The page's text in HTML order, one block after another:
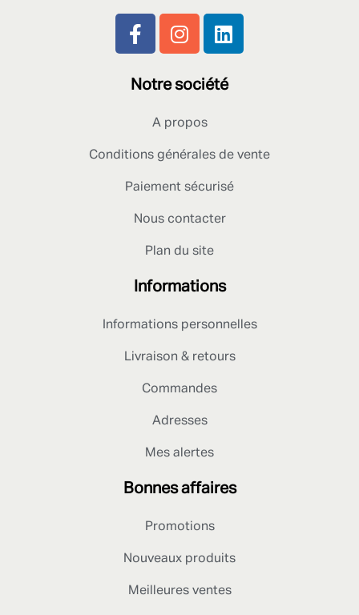
Notre société
A propos
Conditions générales de vente
Paiement sécurisé
Nous contacter
Plan du site
Informations
Informations personnelles
Livraison & retours
Commandes
Adresses
Mes alertes
Bonnes affaires
Promotions
Nouveaux produits
Meilleures ventes